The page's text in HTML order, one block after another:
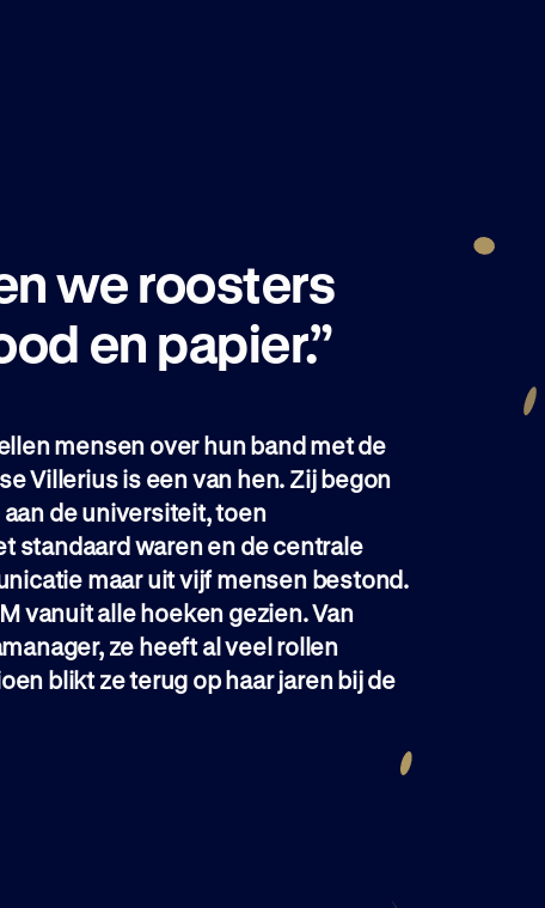
we roosters
en papier.”
mensen over hun band met de
Villerius is een van hen. Zij begon
de universiteit, toen
standaard waren en de centrale
maar uit vijf mensen bestond.
vanuit alle hoeken gezien. Van
ze heeft al veel rollen
blikt ze terug op haar jaren bij de